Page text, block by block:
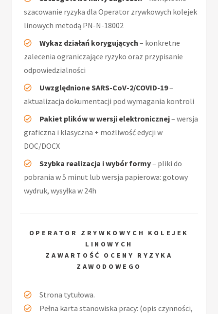
szacowanie ryzyka dla Operator zrywkowych kolejek
linowych metodą PN-N-18002
Wykaz działań korygujących – konkretne
zalecenia ograniczające ryzyko oraz przypisanie
odpowiedzialności
Uwzględnione SARS-CoV-2/COVID-19–
aktualizacja dokumentacji pod wymagania kontroli
Pakiet plików w wersji elektronicznej– wersja
graficzna i klasyczna + możliwość edycji w
DOC/DOCX
Szybka realizacja i wybór formy– pliki do
pobrania w 5 minut lub wersja papierowa: gotowy
wydruk, wysyłka w 24h
OPERATOR ZRYWKOWYCH KOLEJEK
LINOWYCH
ZAWARTOŚĆ OCENY RYZYKA
ZAWODOWEGO
Strona tytułowa.
Pełna karta stanowiska pracy: (opis czynności,